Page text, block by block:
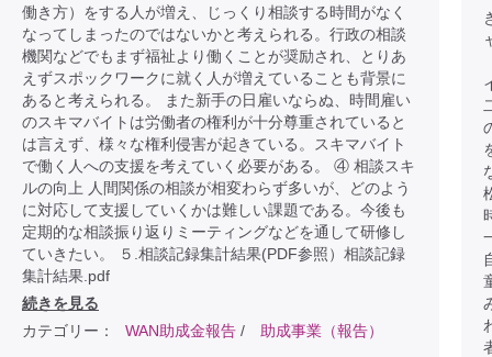
働き方）をする人が増え、じっくり相談する時間がなく
なってしまったのではないかと考えられる。行政の相談
機関などでもまず福祉より働くことが奨励され、とりあ
えずスポックワークに就く人が増えていることも背景に
あると考えられる。 また新手の日雇いならぬ、時間雇い
のスキマバイトは労働者の権利が十分尊重されていると
は言えず、様々な権利侵害が起きている。スキマバイト
で働く人への支援を考えていく必要がある。 ④ 相談スキ
ルの向上 人間関係の相談が相変わらず多いが、どのよう
に対応して支援していくかは難しい課題である。今後も
定期的な相談振り返りミーティングなどを通して研修し
ていきたい。 ５.相談記録集計結果(PDF参照）相談記録
集計結果.pdf
続きを見る
カテゴリー：
WAN助成金報告 / 助成事業（報告）